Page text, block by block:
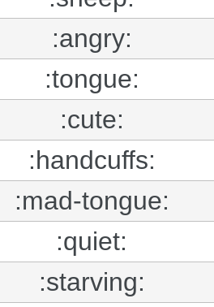
:angry:
:tongue:
:cute:
:handcuffs:
:mad-tongue:
:quiet:
:starving: